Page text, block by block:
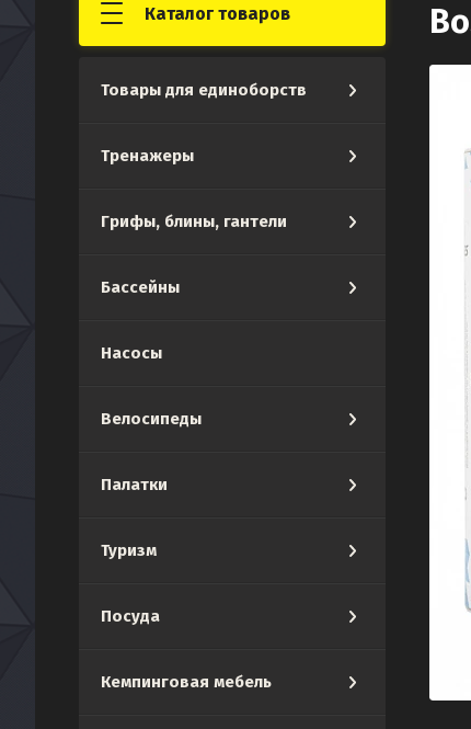
Каталог товаров
Товары для единоборств
Тренажеры
Грифы, блины, гантели
Бассейны
Насосы
Велосипеды
Палатки
Туризм
Посуда
Кемпинговая мебель